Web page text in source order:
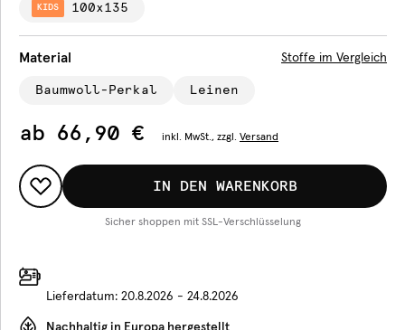
KIDS 100x135
Material Stoffe im Vergleich
Baumwoll-Perkal Leinen
ab 66,90 € inkl. MwSt., zzgl. Versand
IN DEN WARENKORB
Sicher shoppen mit SSL-Verschlüsselung
Lieferdatum: 20.8.2026 - 24.8.2026
Nachhaltig in Europa hergestellt